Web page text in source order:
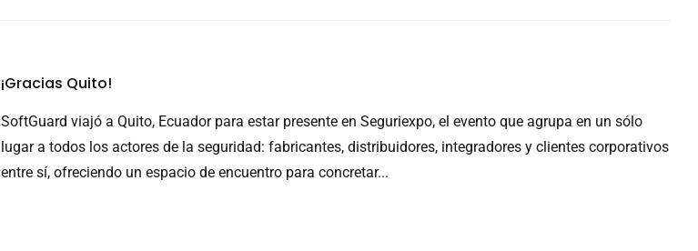
¡Gracias Quito!
SoftGuard viajó a Quito, Ecuador para estar presente en Seguriexpo, el evento que agrupa en un sólo
lugar a todos los actores de la seguridad: fabricantes, distribuidores, integradores y clientes corporativos
entre sí, ofreciendo un espacio de encuentro para concretar...